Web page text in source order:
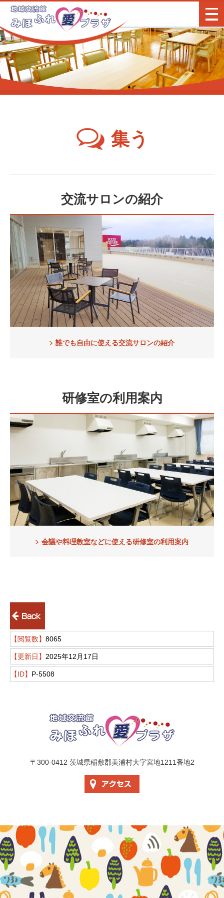
地域交流会館 みほふれ
集う
交流サロンの紹介
誰でも自由に使える交流サロンの紹介
研修室の利用案内
会議や料理教室などに使える研修室の利用案内
【閲覧数】 8065
【更新日】 2025年12月17日
【ID】 P-5508
〒300-0412 茨城県稲敷郡美浦村大字宮地1211番地2